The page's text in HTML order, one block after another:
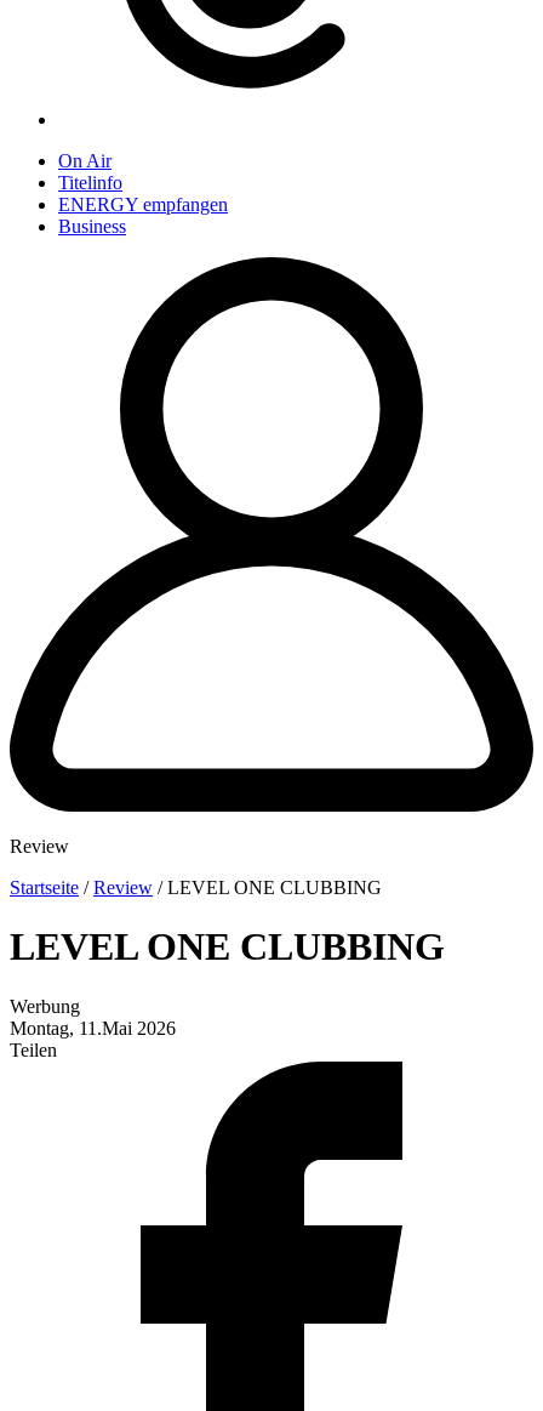
On Air
Titelinfo
ENERGY empfangen
Business
Review
Startseite /Review /LEVEL ONE CLUBBING
LEVEL ONE CLUBBING
Werbung
Montag, 11.Mai 2026
Teilen